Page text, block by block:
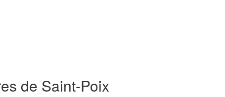
de Saint-Poix